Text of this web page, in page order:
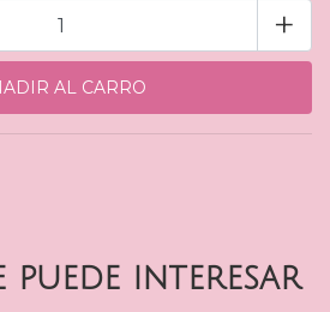
+
puede interesar